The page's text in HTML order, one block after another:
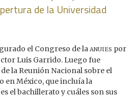
de la Universidad
el Congreso de laanuies por
Luis Garrido. Luego fue
la Reunión Nacional sobre el
en México, que incluía la
el bachillerato y cuáles son sus